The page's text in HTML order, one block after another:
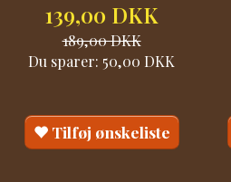
139,00 DKK
189,00 DKK
Du sparer: 50,00 DKK
Tilføj ønskeliste